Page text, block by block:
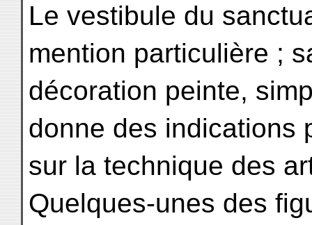
Le vestibule du
mention particulière ;
décoration peinte,
donne des indications
sur la technique des
Quelques-unes des